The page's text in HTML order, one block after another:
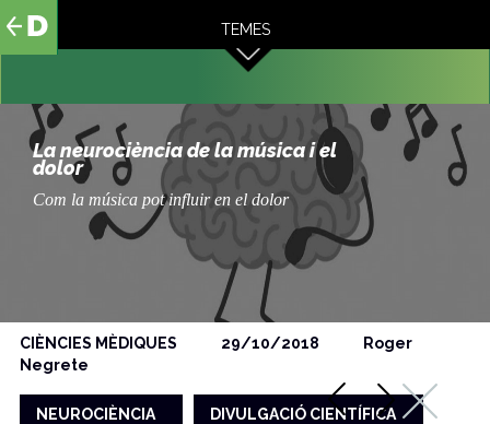
contingut
TEMES
La neurociència de la música i el
dolor
Com la música pot influir en el dolor
CIÈNCIES MÈDIQUES 29/10/2018
Roger
Negrete
NEUROCIÈNCIA DIVULGACIÓ CIENTÍFICA